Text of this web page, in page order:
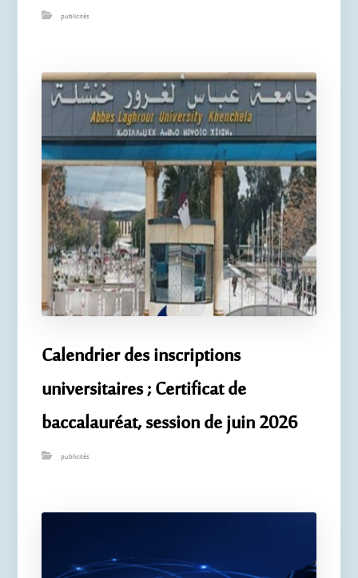
publicités
Calendrier des inscriptions
universitaires ; Certificat de
baccalauréat, session de juin 2026
publicités